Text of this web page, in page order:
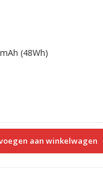
(48Wh)
aan winkelwagen